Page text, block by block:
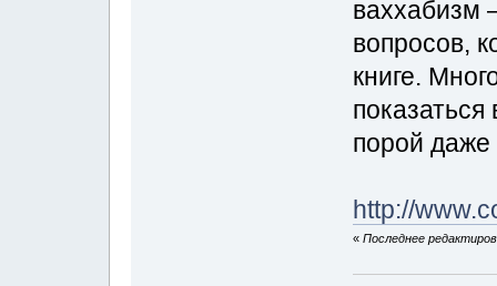
ваххабизм
вопросов,
книге.
порой
http://
« Последнее